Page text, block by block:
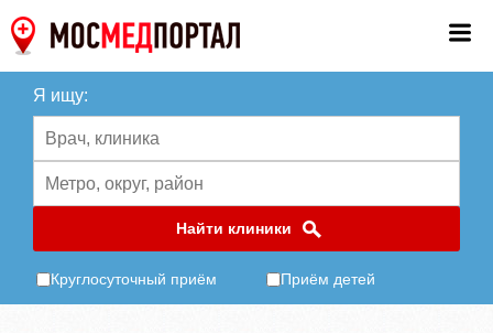
Я ищу:
Найти клиники
Круглосуточный приём Приём детей